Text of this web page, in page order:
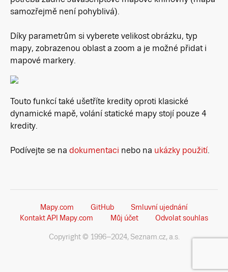
samozřejmě není pohyblivá).
Díky parametrům si vyberete velikost obrázku, typ
mapy, zobrazenou oblast a zoom a je možné přidat i
mapové markery.
Touto funkcí také ušetříte kredity oproti klasické
dynamické mapě, volání statické mapy stojí pouze 4
kredity.
Podívejte se na dokumentaci nebo na ukázky použití
Mapy.com GitHub
Smluvní ujednání
Kontakt API Mapy.com
Můj účet Odvolat souhlas
Copyright © 1996–2024, Seznam.cz, a.s.